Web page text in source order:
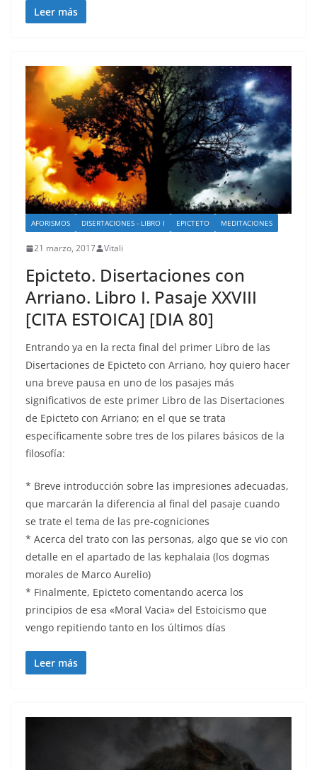
Leer más
AFORISMOS DISERTACIONES - LIBRO I EPICTETO MEDITACIONES
21 marzo, 2017 Vitali
Epicteto. Disertaciones con
Arriano. Libro I. Pasaje XXVIII
[CITA ESTOICA] [DIA 80]
Entrando ya en la recta final del primer Libro de las
Disertaciones de Epicteto con Arriano, hoy quiero hacer
una breve pausa en uno de los pasajes más
significativos de este primer Libro de las Disertaciones
de Epicteto con Arriano; en el que se trata
específicamente sobre tres de los pilares básicos de la
filosofía:
* Breve introducción sobre las impresiones adecuadas,
que marcarán la diferencia al final del pasaje cuando
se trate el tema de las pre-cogniciones
* Acerca del trato con las personas, algo que se vio con
detalle en el apartado de las kephalaia (los dogmas
morales de Marco Aurelio)
* Finalmente, Epicteto comentando acerca los
principios de esa «Moral Vacia» del Estoicismo que
vengo repitiendo tanto en los últimos días
Leer más